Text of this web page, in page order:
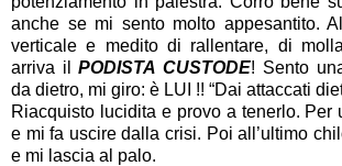
anche se mi sento molto appesantito.
verticale e medito di rallentare, di
arriva ilPODISTA CUSTODE! Sento
da dietro, mi giro: è LUI !! “Dai attaccati
Riacquisto lucidita e provo a tenerlo. Per
e mi fa uscire dalla crisi. Poi all’ultimo
e mi lascia al palo.